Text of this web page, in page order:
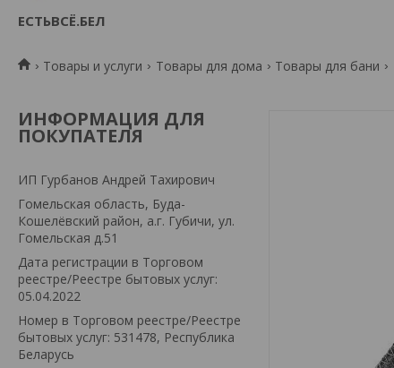
ЕСТЬВСЁ.БЕЛ
Товары и услуги Товары для дома Товары для бани
ИНФОРМАЦИЯ ДЛЯ
ПОКУПАТЕЛЯ
ИП Гурбанов Андрей Тахирович
Гомельская область, Буда-
Кошелёвский район, а.г. Губичи, ул.
Гомельская д.51
Дата регистрации в Торговом
реестре/Реестре бытовых услуг:
05.04.2022
Номер в Торговом реестре/Реестре
бытовых услуг: 531478, Республика
Беларусь